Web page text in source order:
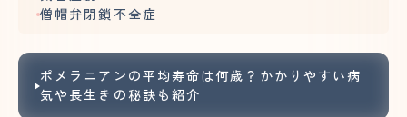
僧帽弁閉鎖不全症
ポメラニアンの平均寿命は何歳？かかりやすい病
気や長生きの秘訣も紹介